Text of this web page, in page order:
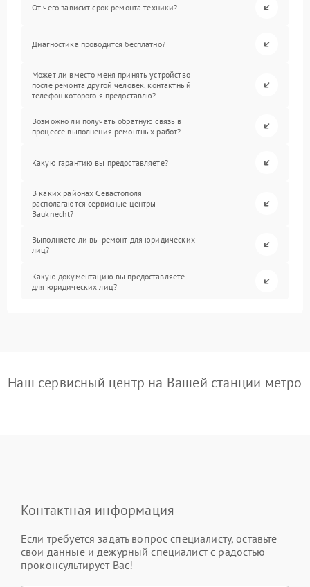
От чего зависит срок ремонта техники?
Диагностика проводится бесплатно?
Может ли вместо меня принять устройство
после ремонта другой человек, контактный
телефон которого я предоставлю?
Возможно ли получать обратную связь в
процессе выполнения ремонтных работ?
Какую гарантию вы предоставляете?
В каких районах Севастополя
располагаются сервисные центры
Bauknecht?
Выполняете ли вы ремонт для юридических
лиц?
Какую документацию вы предоставляете
для юридических лиц?
Наш сервисный центр на Вашей станции метро
Контактная информация
Если требуется задать вопрос специалисту, оставьте
свои данные и дежурный специалист с радостью
проконсультирует Вас!